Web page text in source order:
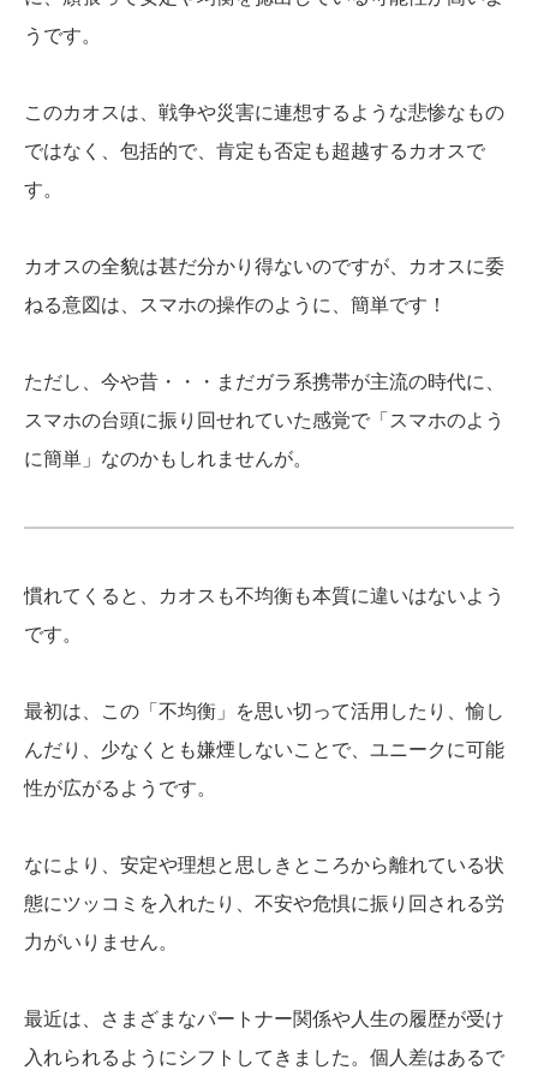
うです。
このカオスは、戦争や災害に連想するような悲惨なもの
ではなく、包括的で、肯定も否定も超越するカオスで
す。
カオスの全貌は甚だ分かり得ないのですが、カオスに委
ねる意図は、スマホの操作のように、簡単です！
ただし、今や昔・・・まだガラ系携帯が主流の時代に、
スマホの台頭に振り回せれていた感覚で「スマホのよう
に簡単」なのかもしれませんが。
慣れてくると、カオスも不均衡も本質に違いはないよう
です。
最初は、この「不均衡」を思い切って活用したり、愉し
んだり、少なくとも嫌煙しないことで、ユニークに可能
性が広がるようです。
なにより、安定や理想と思しきところから離れている状
態にツッコミを入れたり、不安や危惧に振り回される労
力がいりません。
最近は、さまざまなパートナー関係や人生の履歴が受け
入れられるようにシフトしてきました。個人差はあるで